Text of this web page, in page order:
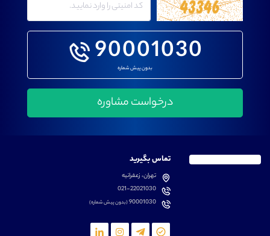
90001030
بدون پیش شماره
تماس بگیرید
تهران، زعفرانیه
021-22021030
90001030(بدون پیش شماره)